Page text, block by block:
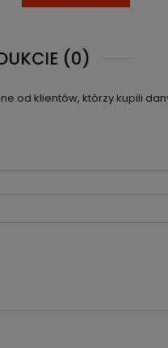
(0)
od klientów, którzy kupili